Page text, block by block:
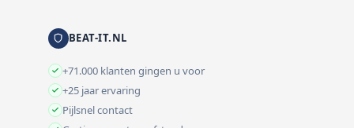
BEAT-IT.NL
+71.000 klanten gingen u voor
+25 jaar ervaring
Pijlsnel contact